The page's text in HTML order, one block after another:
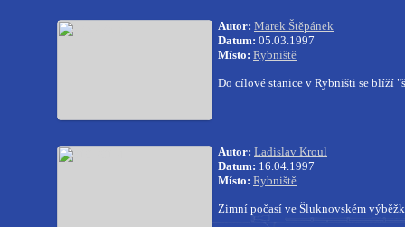
Autor: Marek Štěpánek
Datum: 05.03.1997
Místo: Rybniště
Do cílové stanice v Rybništi se blíží
Autor: Ladislav Kroul
Datum: 16.04.1997
Místo: Rybniště
Zimní počasí ve Šluknovském